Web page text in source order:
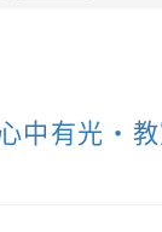
中有光・